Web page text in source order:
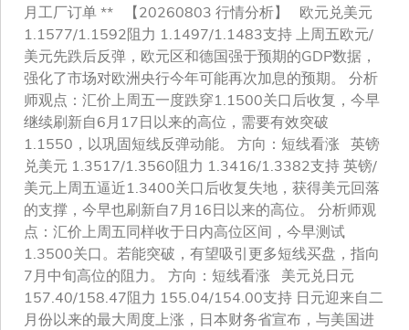
月工厂订单 ** 【20260803 行情分析】 欧元兑美元
1.1577/1.1592阻力 1.1497/1.1483支持 上周五欧元/
美元先跌后反弹，欧元区和德国强于预期的GDP数据，
强化了市场对欧洲央行今年可能再次加息的预期。 分析
师观点：汇价上周五一度跌穿1.1500关口后收复，今早
继续刷新自6月17日以来的高位，需要有效突破
1.1550，以巩固短线反弹动能。 方向：短线看涨 英镑
兑美元 1.3517/1.3560阻力 1.3416/1.3382支持 英镑/
美元上周五逼近1.3400关口后收复失地，获得美元回落
的支撑，今早也刷新自7月16日以来的高位。 分析师观
点：汇价上周五同样收于日内高位区间，今早测试
1.3500关口。若能突破，有望吸引更多短线买盘，指向
7月中旬高位的阻力。 方向：短线看涨 美元兑日元
157.40/158.47阻力 155.04/154.00支持 日元迎来自二
月份以来的最大周度上涨，日本财务省宣布，与美国进